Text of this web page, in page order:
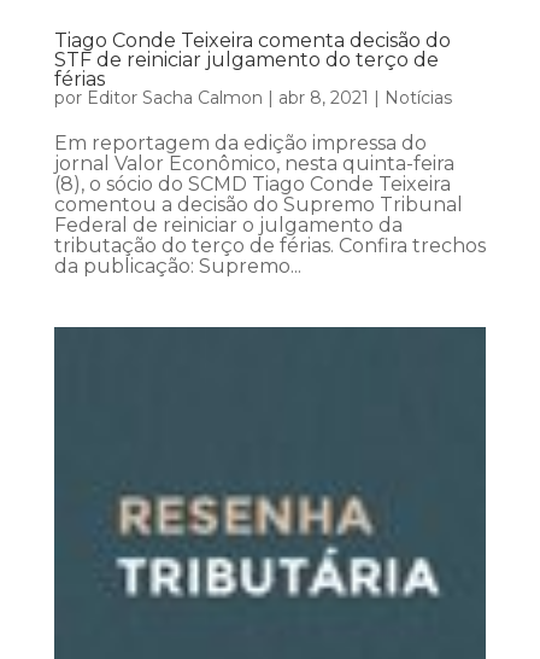
Tiago Conde Teixeira comenta decisão do
STF de reiniciar julgamento do terço de
férias
por Editor Sacha Calmon | abr 8, 2021 | Notícias
Em reportagem da edição impressa do
jornal Valor Econômico, nesta quinta-feira
(8), o sócio do SCMD Tiago Conde Teixeira
comentou a decisão do Supremo Tribunal
Federal de reiniciar o julgamento da
tributação do terço de férias. Confira trechos
da publicação: Supremo...